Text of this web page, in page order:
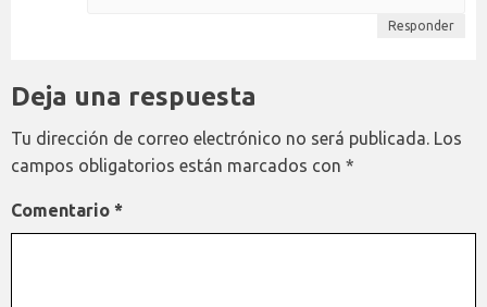
Responder
Deja una respuesta
Tu dirección de correo electrónico no será publicada. Los
campos obligatorios están marcados con *
Comentario *